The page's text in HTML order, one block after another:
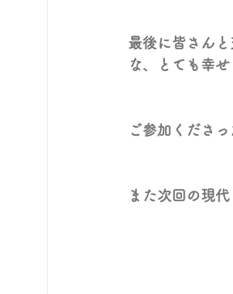
最後に皆さん
な、とても幸せ
ご参加くださ
また次回の現